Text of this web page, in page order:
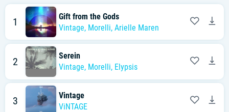
1
Gift from the Gods
Vintage, Morelli, Arielle Maren
2
Serein
Vintage, Morelli, Elypsis
3
Vintage
ViNTAGE